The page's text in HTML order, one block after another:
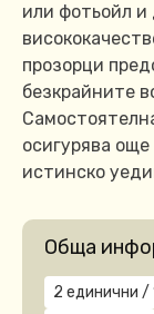
или фотьойл и
прозорци
безкрайните
осигурява
истинско
Обща
2 единични /